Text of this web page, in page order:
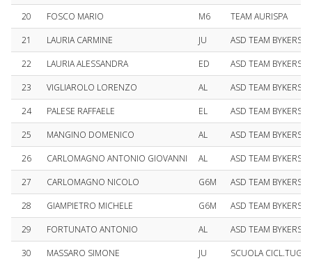
20
FOSCO MARIO M6
TEAM AURISPA
21
LAURIA CARMINE JU
ASD TEAM BYKERS
22
LAURIA ALESSANDRA ED
ASD TEAM BYKERS
23
VIGLIAROLO LORENZO AL
ASD TEAM BYKERS
24
PALESE RAFFAELE EL
ASD TEAM BYKERS
25
MANGINO DOMENICO AL
ASD TEAM BYKERS
26
CARLOMAGNO ANTONIO GIOVANNI AL
ASD TEAM BYKERS
27
CARLOMAGNO NICOLO G6M
ASD TEAM BYKERS
28
GIAMPIETRO MICHELE G6M
ASD TEAM BYKERS
29
FORTUNATO ANTONIO AL
ASD TEAM BYKERS
30
MASSARO SIMONE JU
SCUOLA